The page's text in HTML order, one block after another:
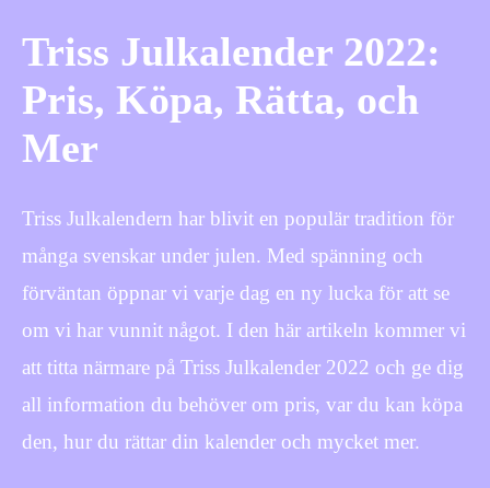
Triss Julkalender 2022:
Pris, Köpa, Rätta, och
Mer
Triss Julkalendern har blivit en populär tradition för
många svenskar under julen. Med spänning och
förväntan öppnar vi varje dag en ny lucka för att se
om vi har vunnit något. I den här artikeln kommer vi
att titta närmare på Triss Julkalender 2022 och ge dig
all information du behöver om pris, var du kan köpa
den, hur du rättar din kalender och mycket mer.